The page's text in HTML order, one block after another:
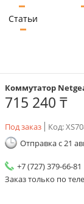
Статьи
Коммутатор
715 240 ₸
Под заказ Код:
Отправка с 21
+7 (727) 379-66-81
Заказ только по